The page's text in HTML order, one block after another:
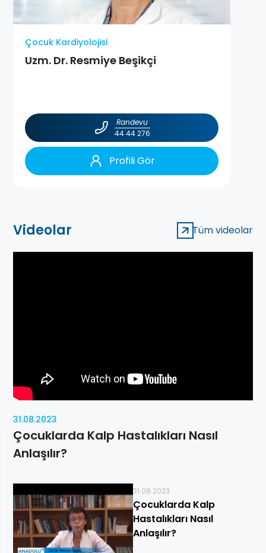
Çocuk Kardiyolojisi
Uzm. Dr. Resmiye Beşikçi
Randevu
44 44 276
Profili Gör
Videolar Tüm videolar
31.08.2023
Çocuklarda Kalp Hastalıkları Nasıl
Anlaşılır?
31.08.2023
Çocuklarda Kalp
Hastalıkları Nasıl
Anlaşılır?